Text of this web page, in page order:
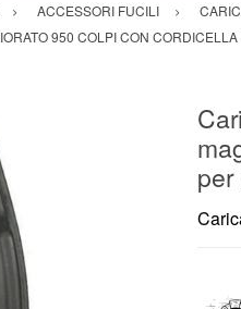
ACCESSORI FUCILI
950 COLPI CON
per